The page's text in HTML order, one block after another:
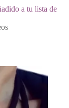
a tu lista de